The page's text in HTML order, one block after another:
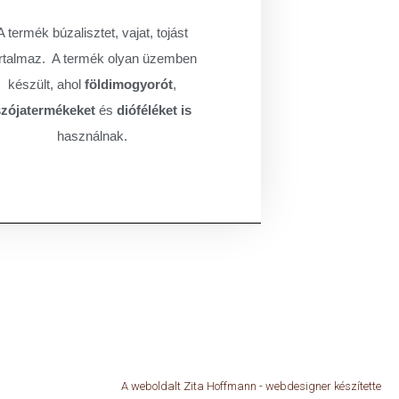
termék búzalisztet, vajat, tojást
A termék olyan üzemben
készült, ahol földimogyorót,
és dióféléket is
használnak.
A weboldalt Zita Hoffmann - webdesigner készítette